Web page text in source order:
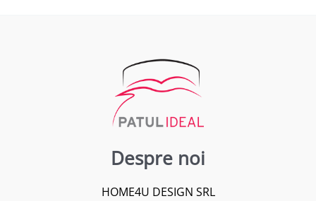
Despre noi
HOME4U DESIGN SRL